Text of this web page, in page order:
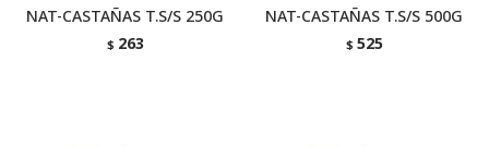
NAT-CASTAÑAS T.S/S 250G
$ 263
NAT-CASTAÑAS T.S/S 500G
$ 525